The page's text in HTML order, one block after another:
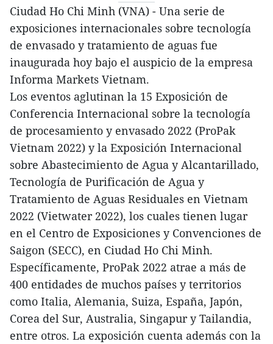
Ciudad Ho Chi Minh (VNA) - Una serie de
exposiciones internacionales sobre tecnología
de envasado y tratamiento de aguas fue
inaugurada hoy bajo el auspicio de la empresa
Informa Markets Vietnam.
Los eventos aglutinan la 15 Exposición de
Conferencia Internacional sobre la tecnología
de procesamiento y envasado 2022 (ProPak
Vietnam 2022) y la Exposición Internacional
sobre Abastecimiento de Agua y Alcantarillado,
Tecnología de Purificación de Agua y
Tratamiento de Aguas Residuales en Vietnam
2022 (Vietwater 2022), los cuales tienen lugar
en el Centro de Exposiciones y Convenciones de
Saigon (SECC), en Ciudad Ho Chi Minh.
Específicamente, ProPak 2022 atrae a más de
400 entidades de muchos países y territorios
como Italia, Alemania, Suiza, España, Japón,
Corea del Sur, Australia, Singapur y Tailandia,
entre otros. La exposición cuenta además con la